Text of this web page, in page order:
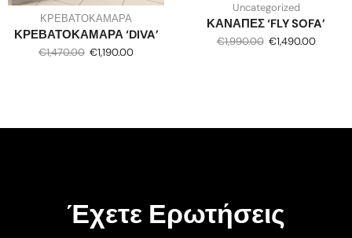
ΚΡΕΒΑΤΟΚΑΜΑΡΑ
ΚΡΕΒΑΤΟΚΑΜΑΡΑ ‘DIVA’
€1,470.00 €1,190.00
Uncategorized
ΚΑΝΑΠΕΣ ‘FLY SOFA’
€1,990.00 €1,490.00
Έχετε Ερωτήσεις